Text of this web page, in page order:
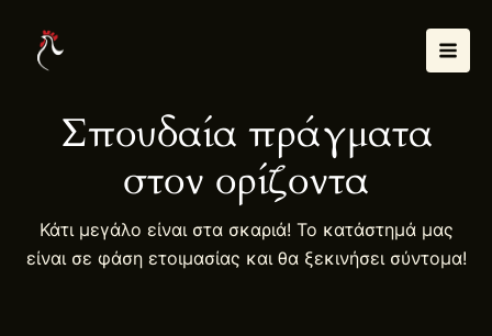
περιεχόμενο
Σπουδαία πράγματα
στον ορίζοντα
Κάτι μεγάλο είναι στα σκαριά! Το κατάστημά μας
είναι σε φάση ετοιμασίας και θα ξεκινήσει σύντομα!